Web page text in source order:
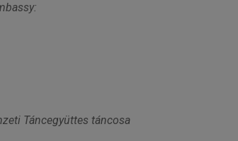
Táncegyüttes táncosa